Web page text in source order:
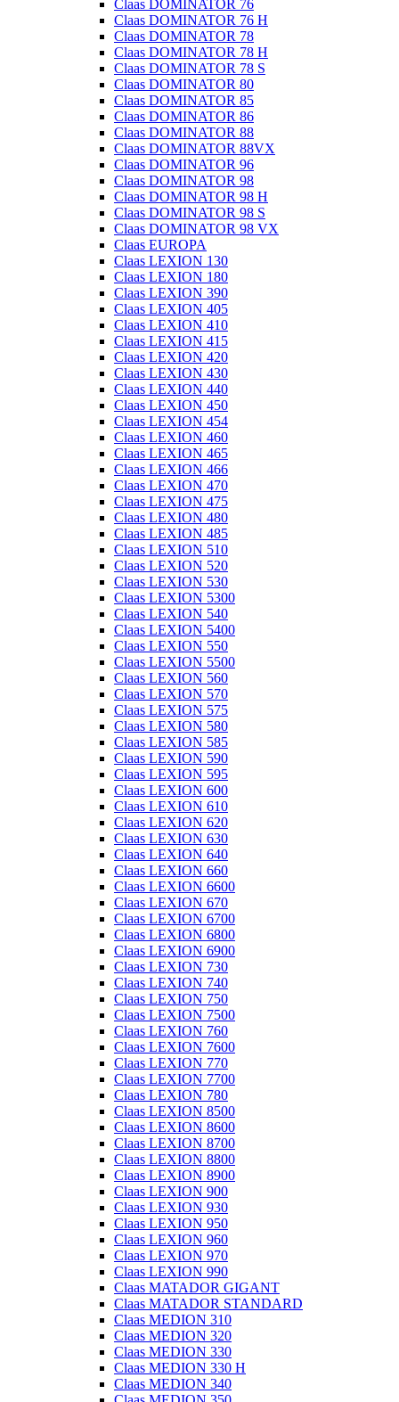
Claas DOMINATOR 76
Claas DOMINATOR 76 H
Claas DOMINATOR 78
Claas DOMINATOR 78 H
Claas DOMINATOR 78 S
Claas DOMINATOR 80
Claas DOMINATOR 85
Claas DOMINATOR 86
Claas DOMINATOR 88
Claas DOMINATOR 88VX
Claas DOMINATOR 96
Claas DOMINATOR 98
Claas DOMINATOR 98 H
Claas DOMINATOR 98 S
Claas DOMINATOR 98 VX
Claas EUROPA
Claas LEXION 130
Claas LEXION 180
Claas LEXION 390
Claas LEXION 405
Claas LEXION 410
Claas LEXION 415
Claas LEXION 420
Claas LEXION 430
Claas LEXION 440
Claas LEXION 450
Claas LEXION 454
Claas LEXION 460
Claas LEXION 465
Claas LEXION 466
Claas LEXION 470
Claas LEXION 475
Claas LEXION 480
Claas LEXION 485
Claas LEXION 510
Claas LEXION 520
Claas LEXION 530
Claas LEXION 5300
Claas LEXION 540
Claas LEXION 5400
Claas LEXION 550
Claas LEXION 5500
Claas LEXION 560
Claas LEXION 570
Claas LEXION 575
Claas LEXION 580
Claas LEXION 585
Claas LEXION 590
Claas LEXION 595
Claas LEXION 600
Claas LEXION 610
Claas LEXION 620
Claas LEXION 630
Claas LEXION 640
Claas LEXION 660
Claas LEXION 6600
Claas LEXION 670
Claas LEXION 6700
Claas LEXION 6800
Claas LEXION 6900
Claas LEXION 730
Claas LEXION 740
Claas LEXION 750
Claas LEXION 7500
Claas LEXION 760
Claas LEXION 7600
Claas LEXION 770
Claas LEXION 7700
Claas LEXION 780
Claas LEXION 8500
Claas LEXION 8600
Claas LEXION 8700
Claas LEXION 8800
Claas LEXION 8900
Claas LEXION 900
Claas LEXION 930
Claas LEXION 950
Claas LEXION 960
Claas LEXION 970
Claas LEXION 990
Claas MATADOR GIGANT
Claas MATADOR STANDARD
Claas MEDION 310
Claas MEDION 320
Claas MEDION 330
Claas MEDION 330 H
Claas MEDION 340